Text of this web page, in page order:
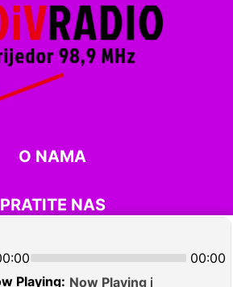
O NAMA
PRATITE NAS
©